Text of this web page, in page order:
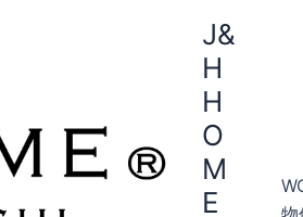
J&
H
H
O
M
E